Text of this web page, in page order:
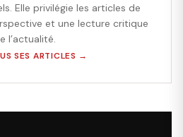
Elle privilégie les articles de
et une lecture critique
l’actualité.
SES ARTICLES →